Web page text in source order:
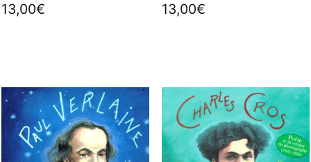
13,00€
13,00€